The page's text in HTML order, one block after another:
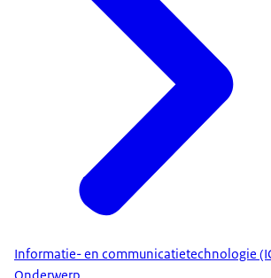
Informatie- en communicatietechnologie